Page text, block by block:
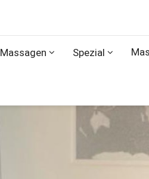
Massagen Spezial